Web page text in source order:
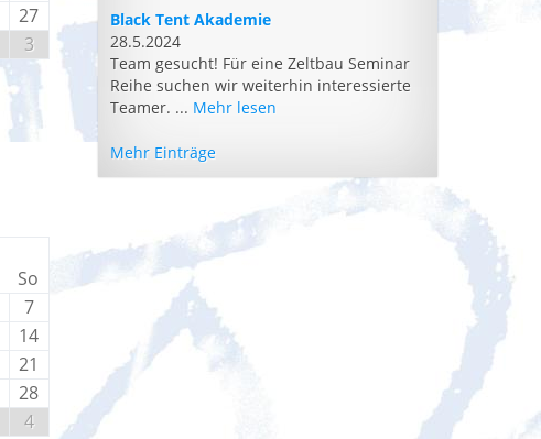
27
3
So
7
14
21
28
4
Black Tent Akademie
28.5.2024
Team gesucht! Für eine Zeltbau Seminar
Reihe suchen wir weiterhin interessierte
Teamer. ... Mehr lesen
Mehr Einträge